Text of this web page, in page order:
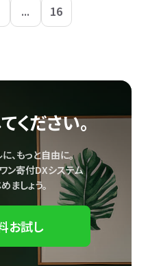
... 16
ください。
、もっと自由に。
ン寄付DXシステム
ましょう。
お試し